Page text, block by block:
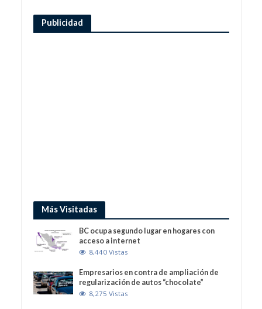
Publicidad
Más Visitadas
BC ocupa segundo lugar en hogares con
acceso a internet
8,440 Vistas
Empresarios en contra de ampliación de
regularización de autos “chocolate”
8,275 Vistas